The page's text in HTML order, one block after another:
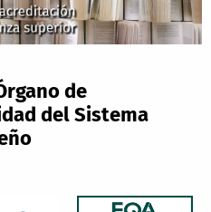
de
del Sistema